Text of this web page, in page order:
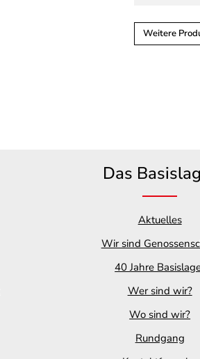
Weitere
Das
Aktuelles
Wir sind
40 Jahre
Wer sind wir?
Wo sind wir?
Rundgang